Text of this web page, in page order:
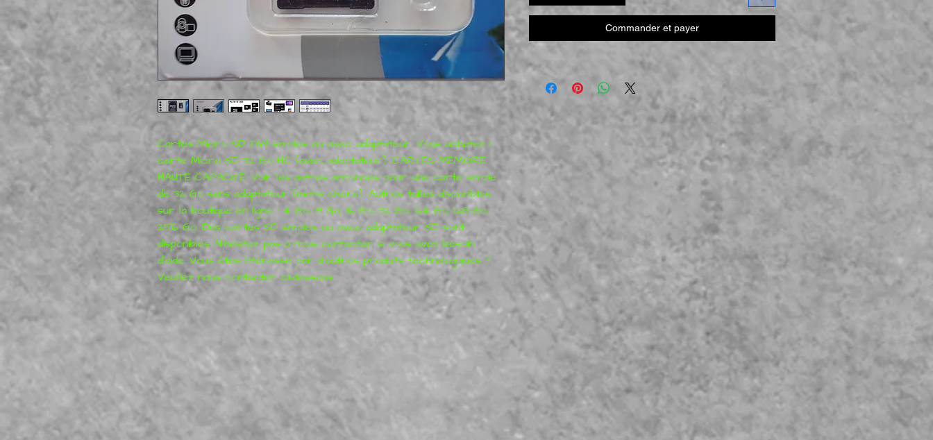
Cartes Micro SD TIW simples ou avec adaptateur. Vous achetez 1
carte Micro SD 32 Go HC (avec adaptateur). CARTES MÉMOIRE
HAUTE CAPACITÉ. Voir les autres annonces pour une carte simple
de 32 Go sans adaptateur (moins chère). Autres tailles disponibles
sur la boutique en ligne : 4 Go, 8 Go, 16 Go, 32 Go, 64 Go, 128 Go,
256 Go. Des cartes SD simples ou avec adaptateur SD sont
disponibles. N'hésitez pas à nous contacter si vous avez besoin
d'aide. Vous êtes intéressé par d'autres produits technologiques ?
Veuillez nous contacter ci-dessous.
Commander et payer